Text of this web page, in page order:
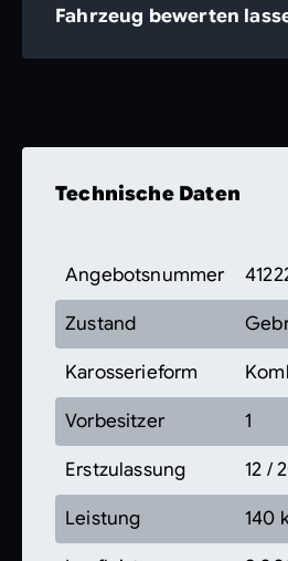
Fahrzeug bewerten
Technische Daten
Angebotsnummer
Zustand
Karosserieform
Vorbesitzer 1
Erstzulassung 12 /
Leistung 140